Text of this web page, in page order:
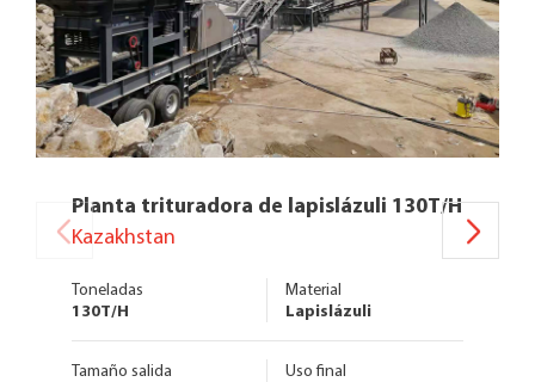
Planta trituradora de lapislázuli 130T/H
Kazakhstan
Toneladas
130T/H
Material
Lapislázuli
Tamaño salida
Uso final